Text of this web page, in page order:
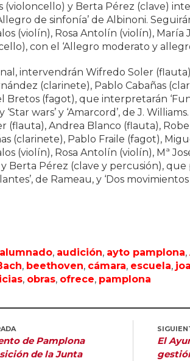
(violoncello) y Berta Pérez (clave)
de sinfonía’ de Albinoni.
(violín), Rosa Antolín (violín), María
con el ‘Allegro moderato y
intervendrán Wifredo Soler
(clarinete), Pablo Cabañas
Bretos (fagot), que interpretarán
wars’ y ‘Amarcord’, de J.
(flauta), Andrea Blanco (flauta),
(clarinete), Pablo Fraile (fagot),
(violín), Rosa Antolín (violín), Mª
Berta Pérez (clave y percusión),
de Rameau, y ‘Dos
alumnado, audición, ayto pamplona,
, beethoven, cámara, escuela,
, obras, ofrece, pamplona
de Pamplona
de la Junta
El